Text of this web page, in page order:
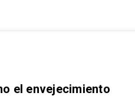
el envejecimiento